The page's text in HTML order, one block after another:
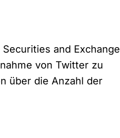
and Exchange
von Twitter zu
über die Anzahl der